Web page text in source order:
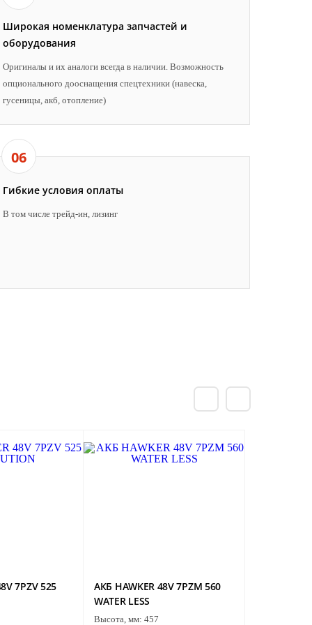
Широкая номенклатура запчастей и
оборудования
Оригиналы и их аналоги всегда в наличии. Возможность
опционального дооснащения спецтехники (навеска,
гусеницы, акб, отопление)
06
Гибкие условия оплаты
В том числе трейд-ин, лизинг
7PZV 525
АКБ HAWKER 48V 7PZM 560
WATER LESS
Высота, мм: 457